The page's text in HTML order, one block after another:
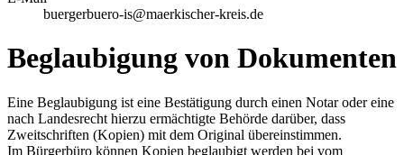
buergerbuero-is@maerkischer-kreis.de
Beglaubigung von Dokumenten
Eine Beglaubigung ist eine Bestätigung durch einen Notar oder eine
nach Landesrecht hierzu ermächtigte Behörde darüber, dass
Zweitschriften (Kopien) mit dem Original übereinstimmen.
Im Bürgerbüro können Kopien beglaubigt werden bei vom